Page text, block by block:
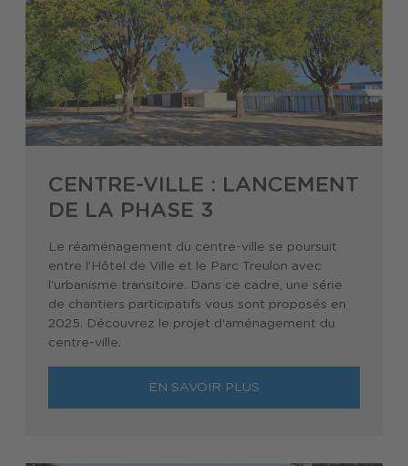
CENTRE-VILLE : LANCEMENT
DE LA PHASE 3
Le réaménagement du centre-ville se poursuit
entre l’Hôtel de Ville et le Parc Treulon avec
l'urbanisme transitoire. Dans ce cadre, une série
de chantiers participatifs vous sont proposés en
2025. Découvrez le projet d'aménagement du
centre-ville.
EN SAVOIR PLUS